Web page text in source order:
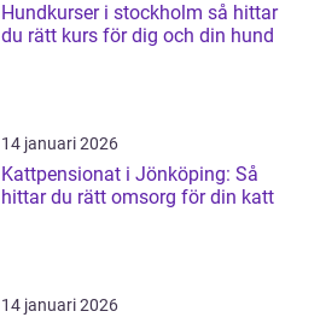
Hundkurser i stockholm så hittar
du rätt kurs för dig och din hund
14 januari 2026
Kattpensionat i Jönköping: Så
hittar du rätt omsorg för din katt
14 januari 2026